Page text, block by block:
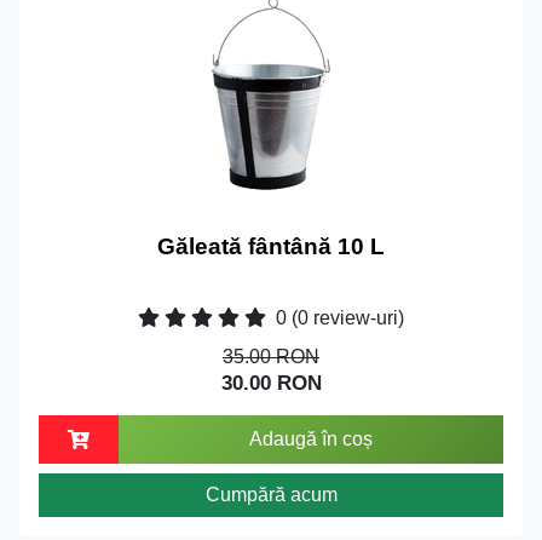
Găleată fântână 10 L
0 (0 review-uri)
35.00 RON
30.00 RON
Adaugă în coș
Cumpără acum